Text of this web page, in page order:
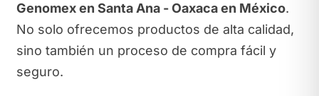
Genomex en Santa Ana - Oaxaca en México.
No solo ofrecemos productos de alta calidad,
sino también un proceso de compra fácil y
seguro.